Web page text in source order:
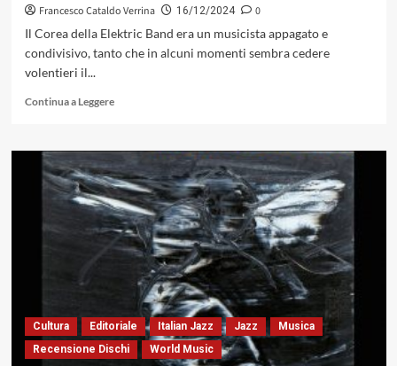
(A.MA
2024)
Francesco Cataldo Verrina 16/12/2024
0
Il Corea della Elektric Band era un musicista appagato e
condivisivo, tanto che in alcuni momenti sembra cedere
volentieri il...
Continua a LeggereLeggi
su
Chick
Corea,
un
uomo
di
multiforme
ingegno
tante
maschere
Cultura Editoriale Italian Jazz Jazz
Musica
Recensione Dischi
World Music